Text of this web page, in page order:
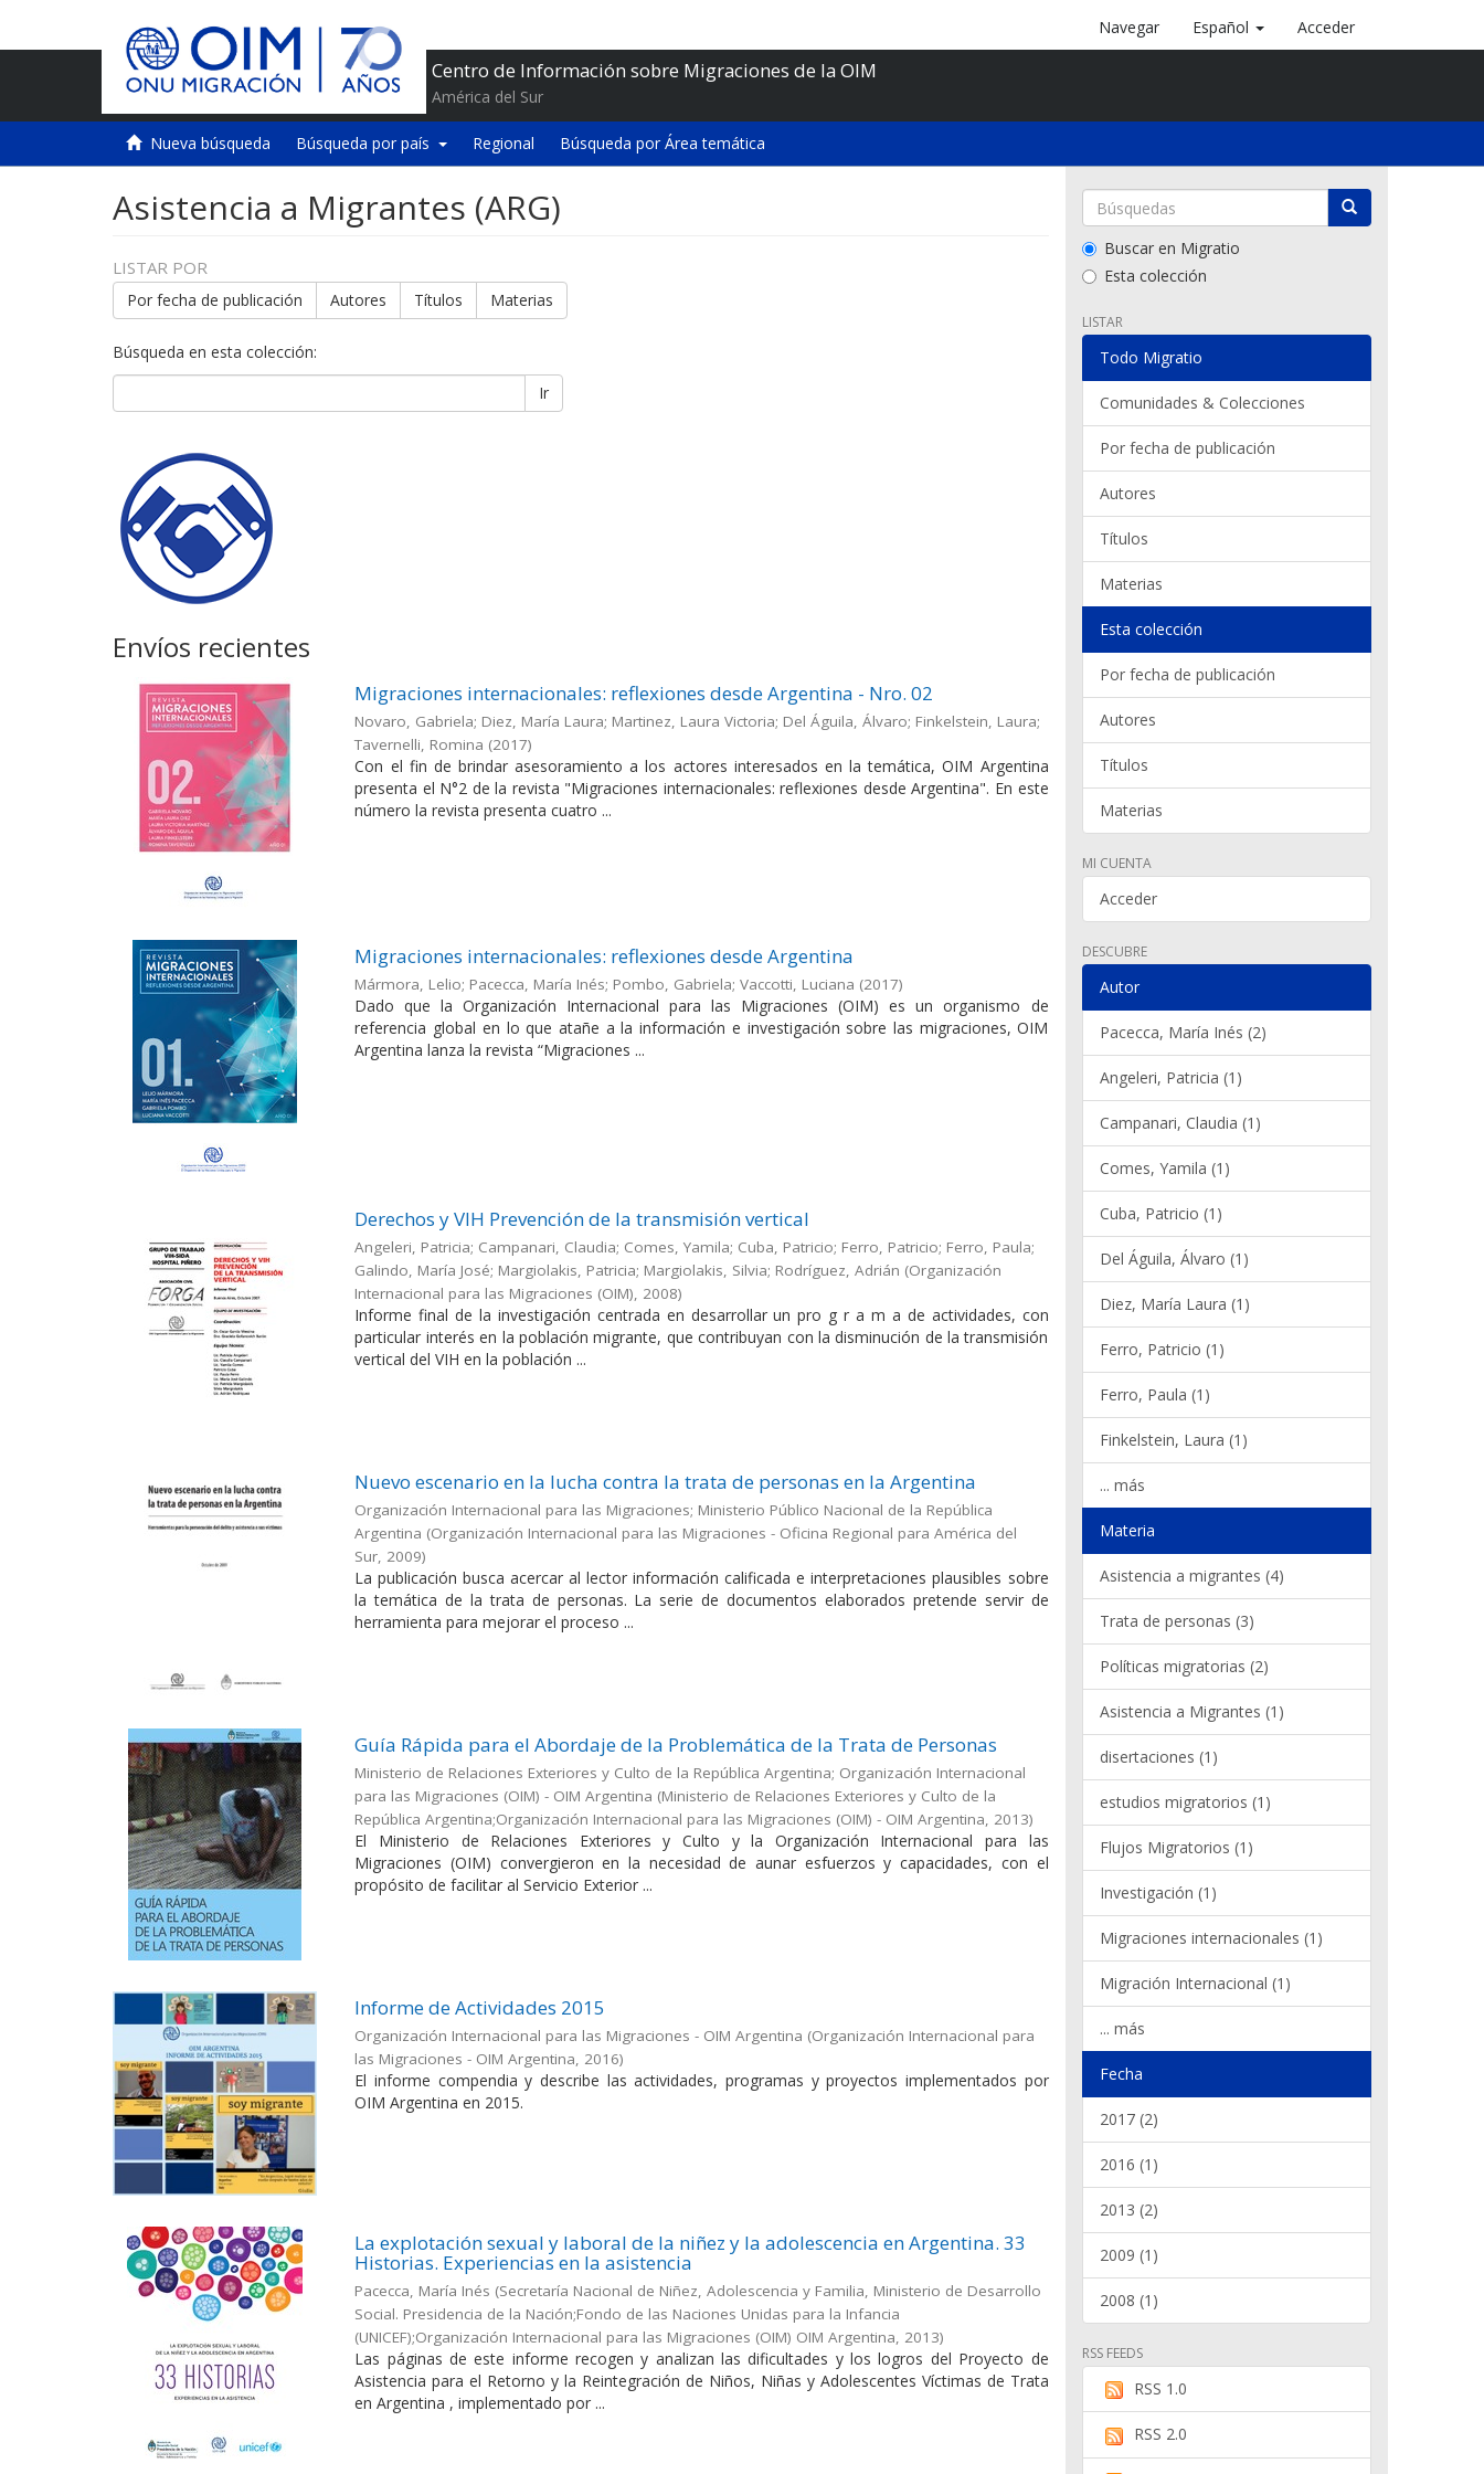
Centro de Información sobre Migraciones de la OIM
América del Sur
Navegar Español Acceder
Nueva búsqueda Búsqueda por país Regional Búsqueda por Área temática
Asistencia a Migrantes (ARG)
LISTAR POR
Por fecha de publicación Autores Títulos Materias
Búsqueda en esta colección:
Ir
Envíos recientes
Migraciones internacionales: reflexiones desde Argentina - Nro. 02
Novaro, Gabriela; Diez, María Laura; Martinez, Laura Victoria; Del Águila, Álvaro; Finkelstein, Laura;
Tavernelli, Romina (2017)
Con el fin de brindar asesoramiento a los actores interesados en la temática, OIM Argentina
presenta el N°2 de la revista "Migraciones internacionales: reflexiones desde Argentina". En este
número la revista presenta cuatro ...
Migraciones internacionales: reflexiones desde Argentina
Mármora, Lelio; Pacecca, María Inés; Pombo, Gabriela; Vaccotti, Luciana (2017)
Dado que la Organización Internacional para las Migraciones (OIM) es un organismo de
referencia global en lo que atañe a la información e investigación sobre las migraciones, OIM
Argentina lanza la revista “Migraciones ...
Derechos y VIH Prevención de la transmisión vertical
Angeleri, Patricia; Campanari, Claudia; Comes, Yamila; Cuba, Patricio; Ferro, Patricio; Ferro, Paula;
Galindo, María José; Margiolakis, Patricia; Margiolakis, Silvia; Rodríguez, Adrián (Organización
Internacional para las Migraciones (OIM), 2008)
Informe final de la investigación centrada en desarrollar un pro g r a m a de actividades, con
particular interés en la población migrante, que contribuyan con la disminución de la transmisión
vertical del VIH en la población ...
Nuevo escenario en la lucha contra la trata de personas en la Argentina
Organización Internacional para las Migraciones; Ministerio Público Nacional de la República
Argentina (Organización Internacional para las Migraciones - Oficina Regional para América del
Sur, 2009)
La publicación busca acercar al lector información calificada e interpretaciones plausibles sobre
la temática de la trata de personas. La serie de documentos elaborados pretende servir de
herramienta para mejorar el proceso ...
Guía Rápida para el Abordaje de la Problemática de la Trata de Personas
Ministerio de Relaciones Exteriores y Culto de la República Argentina; Organización Internacional
para las Migraciones (OIM) - OIM Argentina (Ministerio de Relaciones Exteriores y Culto de la
República Argentina;Organización Internacional para las Migraciones (OIM) - OIM Argentina, 2013)
El Ministerio de Relaciones Exteriores y Culto y la Organización Internacional para las
Migraciones (OIM) convergieron en la necesidad de aunar esfuerzos y capacidades, con el
propósito de facilitar al Servicio Exterior ...
Informe de Actividades 2015
Organización Internacional para las Migraciones - OIM Argentina (Organización Internacional para
las Migraciones - OIM Argentina, 2016)
El informe compendia y describe las actividades, programas y proyectos implementados por
OIM Argentina en 2015.
La explotación sexual y laboral de la niñez y la adolescencia en Argentina. 33
Historias. Experiencias en la asistencia
Pacecca, María Inés (Secretaría Nacional de Niñez, Adolescencia y Familia, Ministerio de Desarrollo
Social. Presidencia de la Nación;Fondo de las Naciones Unidas para la Infancia
(UNICEF);Organización Internacional para las Migraciones (OIM) OIM Argentina, 2013)
Las páginas de este informe recogen y analizan las dificultades y los logros del Proyecto de
Asistencia para el Retorno y la Reintegración de Niños, Niñas y Adolescentes Víctimas de Trata
en Argentina , implementado por ...
Buscar en Migratio
Esta colección
LISTAR
Todo Migratio
Comunidades & Colecciones
Por fecha de publicación
Autores
Títulos
Materias
Esta colección
Por fecha de publicación
Autores
Títulos
Materias
MI CUENTA
Acceder
DESCUBRE
Autor
Pacecca, María Inés (2)
Angeleri, Patricia (1)
Campanari, Claudia (1)
Comes, Yamila (1)
Cuba, Patricio (1)
Del Águila, Álvaro (1)
Diez, María Laura (1)
Ferro, Patricio (1)
Ferro, Paula (1)
Finkelstein, Laura (1)
... más
Materia
Asistencia a migrantes (4)
Trata de personas (3)
Políticas migratorias (2)
Asistencia a Migrantes (1)
disertaciones (1)
estudios migratorios (1)
Flujos Migratorios (1)
Investigación (1)
Migraciones internacionales (1)
Migración Internacional (1)
... más
Fecha
2017 (2)
2016 (1)
2013 (2)
2009 (1)
2008 (1)
RSS FEEDS
RSS 1.0
RSS 2.0